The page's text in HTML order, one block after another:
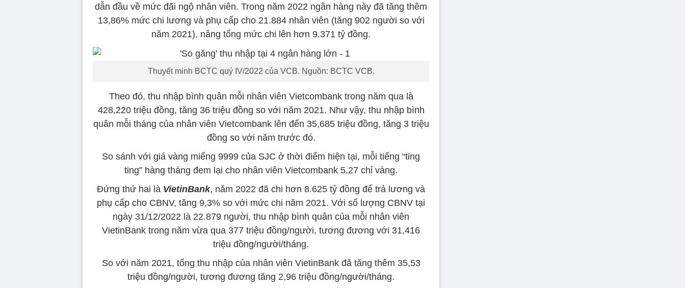
dẫn đầu về mức đãi ngộ nhân viên. Trong năm 2022 ngân hàng này đã tăng thêm
13,86% mức chi lương và phụ cấp cho 21.884 nhân viên (tăng 902 người so với
năm 2021), nâng tổng mức chi lên hơn 9.371 tỷ đồng.
Thuyết minh BCTC quý IV/2022 của VCB. Nguồn: BCTC VCB.
Theo đó, thu nhập bình quân mỗi nhân viên Vietcombank trong năm qua là
428,220 triệu đồng, tăng 36 triệu đồng so với năm 2021. Như vậy, thu nhập bình
quân mỗi tháng của nhân viên Vietcombank lên đến 35,685 triệu đồng, tăng 3 triệu
đồng so với năm trước đó.
So sánh với giá vàng miếng 9999 của SJC ở thời điểm hiện tại, mỗi tiếng “ting
ting” hàng tháng đem lại cho nhân viên Vietcombank 5,27 chỉ vàng.
Đứng thứ hai là VietinBank, năm 2022 đã chi hơn 8.625 tỷ đồng để trả lương và
phụ cấp cho CBNV, tăng 9,3% so với mức chi năm 2021. Với số lượng CBNV tại
ngày 31/12/2022 là 22.879 người, thu nhập bình quân của mỗi nhân viên
VietinBank trong năm vừa qua 377 triệu đồng/người, tương đương với 31,416
triệu đồng/người/tháng.
So với năm 2021, tổng thu nhập của nhân viên VietinBank đã tăng thêm 35,53
triệu đồng/người, tương đương tăng 2,96 triệu đồng/người/tháng.